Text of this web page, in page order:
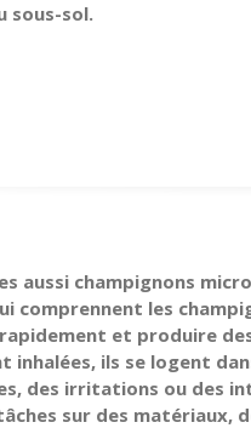
sous-sol.
aussi champignons
comprennent les
et produire
inhalées, ils se logent
des irritations ou des
sur des matériaux,